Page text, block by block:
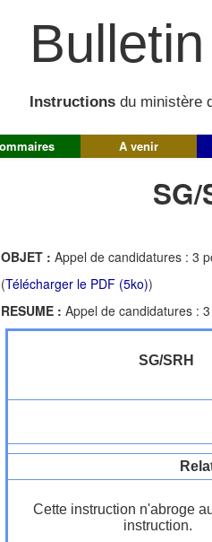
Instructions du ministère
A venir
SG/
OBJET : Appel de candidatures : 3
(Télécharger le PDF (5ko))
RESUME : Appel de candidatures :
SG/SRH
Cette instruction n'abroge
instruction.